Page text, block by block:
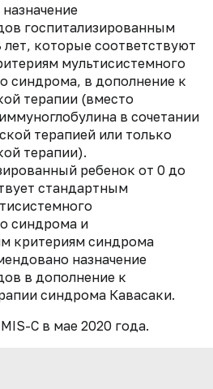
госпитализированным
лет, которые соответствуют
мультисистемного
синдрома, в дополнение к
терапии (вместо
в сочетании
терапией или только
терапии).
ребенок от 0 до
стандартным
синдрома и
критериям синдрома
назначение
в дополнение к
синдрома Кавасаки.
C в мае 2020 года.